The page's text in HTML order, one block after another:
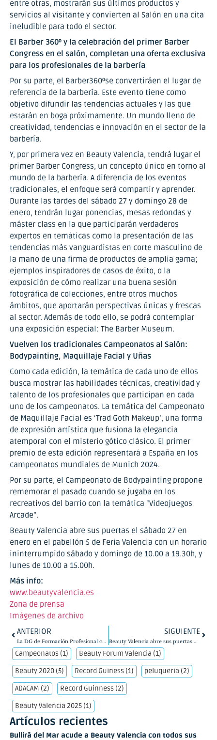
Campeonatos (1) Beauty Forum Valencia (1)
Beauty 2020 (5) Record Guiness (1) peluquería (2)
ADACAM (2) Record Guinness (2)
Beauty Valencia 2025 (1)
entre otras, mostrarán sus últimos productos y
servicios al visitante y convierten al Salón en una cita
ineludible para todo el sector.
El Barber 360º y la celebración del primer Barber
Congress en el salón, completan una oferta exclusiva
para los profesionales de la barbería
Por su parte, el Barber360ºse convertiráen el lugar de
referencia de la barbería. Este evento tiene como
objetivo difundir las tendencias actuales y las que
estarán en boga próximamente. Un mundo lleno de
creatividad, tendencias e innovación en el sector de la
barbería.
Y, por primera vez en Beauty Valencia, tendrá lugar el
primer Barber Congress, un concepto único en torno al
mundo de la barbería. A diferencia de los eventos
tradicionales, el enfoque será compartir y aprender.
Durante las tardes del sábado 27 y domingo 28 de
enero, tendrán lugar ponencias, mesas redondas y
máster class en la que participarán verdaderos
expertos en temáticas como la presentación de las
tendencias más vanguardistas en corte masculino de
la mano de una firma de productos de amplia gama;
ejemplos inspiradores de casos de éxito, o la
exposición de cómo realizar una buena sesión
fotográfica de colecciones, entre otros muchos
ámbitos, que aportarán perspectivas únicas y frescas
al sector. Además de todo ello, se podrá contemplar
una exposición especial: The Barber Museum.
Vuelven los tradicionales Campeonatos al Salón:
Bodypainting, Maquillaje Facial y Uñas
Como cada edición, la temática de cada uno de ellos
busca mostrar las habilidades técnicas, creatividad y
talento de los profesionales que participan en cada
uno de los campeonatos. La temática del Campeonato
de Maquillaje Facial es ‘Trad Goth Makeup’, una forma
de expresión artística que fusiona la elegancia
atemporal con el misterio gótico clásico. El primer
premio de esta edición representará a España en los
campeonatos mundiales de Munich 2024.
Por su parte, el Campeonato de Bodypainting propone
rememorar el pasado cuando se jugaba en los
recreativos del barrio con la temática “Videojuegos
Arcade”.
Beauty Valencia abre sus puertas el sábado 27 en
enero en el pabellón 5 de Feria Valencia con un horario
ininterrumpido sábado y domingo de 10.00 a 19.30h, y
lunes de 10.00 a 15.00h.
Más info:
www.beautyvalencia.es
Zona de prensa
Imágenes de archivo
ANTERIOR
SIGUIENTE
Artículos recientes
Bullirà del Mar acude a Beauty Valencia con todos sus